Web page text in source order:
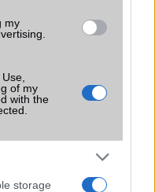
my
of my
with the
storage
13 19:00:00